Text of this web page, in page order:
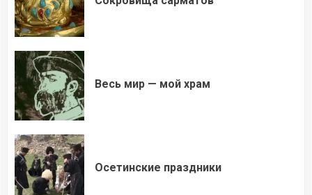
Весь мир — мой храм
Осетинские праздники